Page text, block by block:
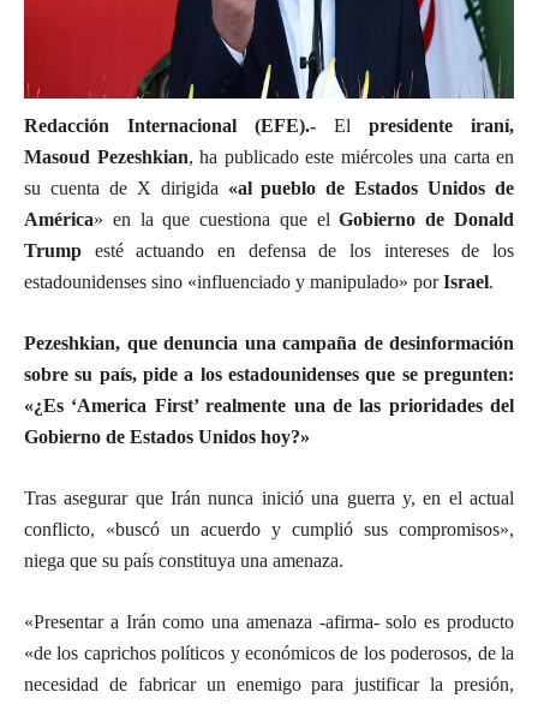
Redacción Internacional (EFE).- El presidente iraní,
Masoud Pezeshkian, ha publicado este miércoles una carta en
su cuenta de X dirigida «al pueblo de Estados Unidos de
América» en la que cuestiona que elGobierno de Donald
Trump esté actuando en defensa de los intereses de los
estadounidenses sino «influenciado y manipulado» porIsrael.
Pezeshkian, que denuncia una campaña de desinformación
sobre su país, pide a los estadounidenses que se pregunten:
«¿Es ‘America First’ realmente una de las prioridades del
Gobierno de Estados Unidos hoy?»
Tras asegurar que Irán nunca inició una guerra y, en el actual
conflicto, «buscó un acuerdo y cumplió sus compromisos»,
niega que su país constituya una amenaza.
«Presentar a Irán como una amenaza -afirma- solo es producto
«de los caprichos políticos y económicos de los poderosos, de la
necesidad de fabricar un enemigo para justificar la presión,